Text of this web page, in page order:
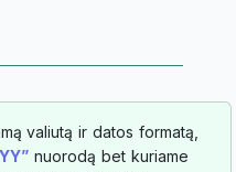
valiutą ir datos formatą,
nuorodą bet kuriame